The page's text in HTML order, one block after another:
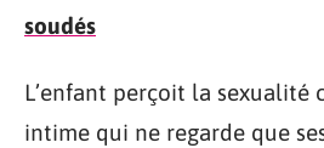
soudés
L’enfant perçoit la sexualité
intime qui ne regarde que